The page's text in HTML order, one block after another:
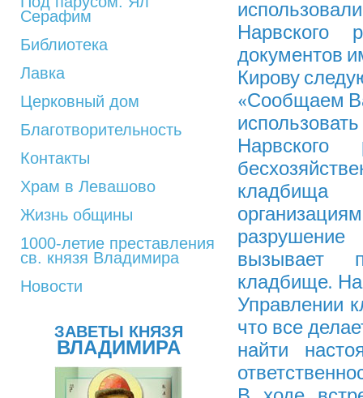
Серафим
Библиотека
Лавка
Церковный дом
Благотворительность
Контакты
Храм в Левашово
Жизнь общины
1000-летие преставления
св. князя Владимира
Новости
ЗАВЕТЫ КНЯЗЯ
ВЛАДИМИРА
Нарвского
документов
Кирову
«Сообщаем
кладбища
вызывает
кладбище.
Управлении
что все
найти